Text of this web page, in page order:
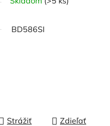
BD586SI
Strážiť Zdieľať